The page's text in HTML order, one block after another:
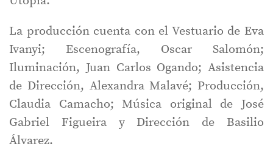
La producción cuenta con el Vestuario de Eva
Ivanyi; Escenografía, Oscar Salomón;
Iluminación, Juan Carlos Ogando; Asistencia
de Dirección, Alexandra Malavé; Producción,
Claudia Camacho; Música original de José
Gabriel Figueira y Dirección de Basilio
Álvarez.